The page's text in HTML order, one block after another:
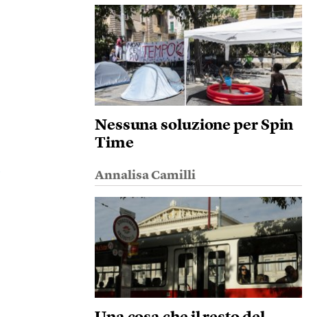
Nessuna soluzione per Spin
Time
Annalisa Camilli